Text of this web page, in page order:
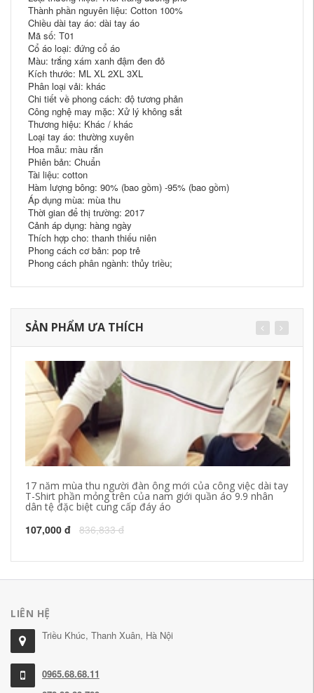
Thành phần nguyên liệu: Cotton 100%
Chiều dài tay áo: dài tay áo
Mã số: T01
Cổ áo loại: đứng cổ áo
Màu: trắng xám xanh đậm đen đỏ
Kích thước: ML XL 2XL 3XL
Phân loại vải: khác
Chi tiết về phong cách: độ tương phản
Công nghệ may mặc: Xử lý không sắt
Thương hiệu: Khác / khác
Loại tay áo: thường xuyên
Hoa mẫu: màu rắn
Phiên bản: Chuẩn
Tài liệu: cotton
Hàm lượng bông: 90% (bao gồm) -95% (bao gồm)
Áp dụng mùa: mùa thu
Thời gian để thị trường: 2017
Cảnh áp dụng: hàng ngày
Thích hợp cho: thanh thiếu niên
Phong cách cơ bản: pop trẻ
Phong cách phân ngành: thủy triều;
SẢN PHẨM ƯA THÍCH
17 năm mùa thu người đàn ông mới của công việc dài tay
T-Shirt phần mỏng trên của nam giới quần áo 9.9 nhân
dân tệ đặc biệt cung cấp đáy áo
107,000 đ 836,833 đ
LIÊN HỆ
Triều Khúc, Thanh Xuân, Hà Nội
0965.68.68.11